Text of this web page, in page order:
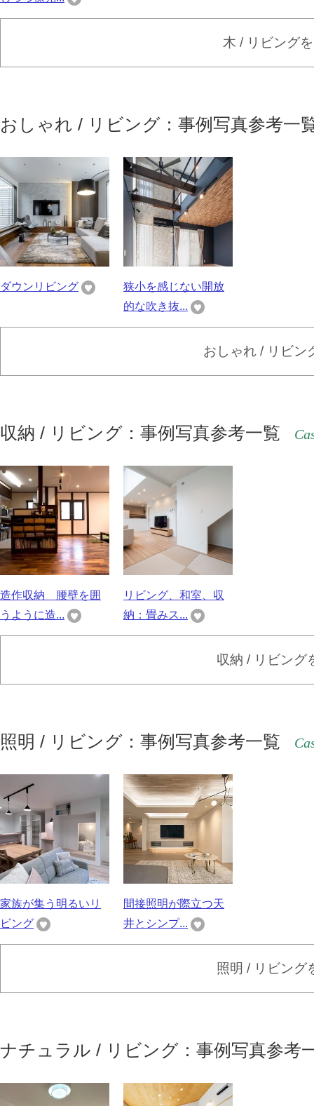
木 / リビング
おしゃれ / リビング：事例写真参考一
ダウンリビング
狭小を感じない開放
的な吹き抜...
おしゃれ / リビン
収納 / リビング：事例写真参考一覧
造作収納 腰壁を囲
うように造...
リビング、和室、収
納：畳みス...
収納 / リビング
照明 / リビング：事例写真参考一覧
家族が集う明るいリ
ビング
間接照明が際立つ天
井とシンプ...
照明 / リビング
ナチュラル / リビング：事例写真参考